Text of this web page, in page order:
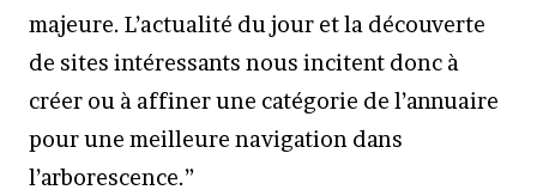
majeure. L’actualité du jour et la découverte
de sites intéressants nous incitent donc à
créer ou à affiner une catégorie de l’annuaire
pour une meilleure navigation dans
l’arborescence.”